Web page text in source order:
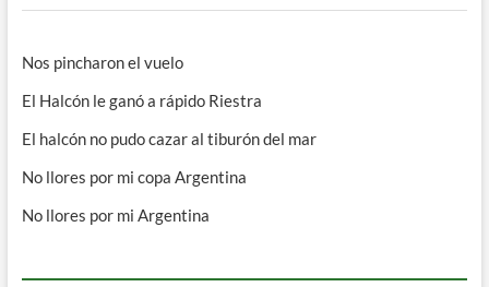
Nos pincharon el vuelo
El Halcón le ganó a rápido Riestra
El halcón no pudo cazar al tiburón del mar
No llores por mi copa Argentina
No llores por mi Argentina